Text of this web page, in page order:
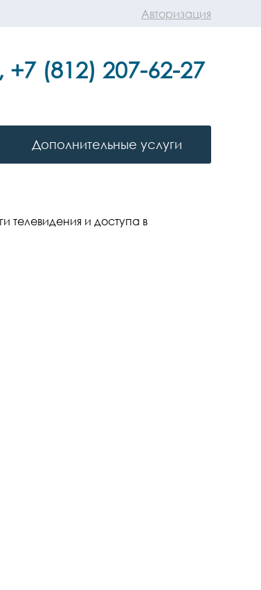
Авторизация
+7 (812) 207-62-27
Дополнительные услуги
телевидения и доступа в